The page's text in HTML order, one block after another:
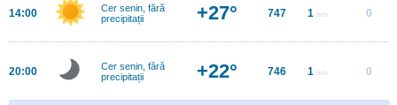
14:00
Cer senin, fără
precipitații
+27° 747 1 m/s 0
20:00
Cer senin, fără
precipitații
+22° 746 1 m/s 0